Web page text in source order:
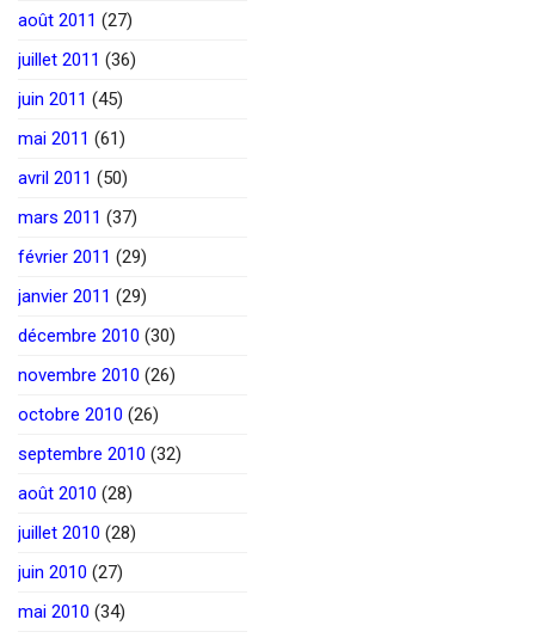
août 2011 (27)
juillet 2011 (36)
juin 2011 (45)
mai 2011 (61)
avril 2011 (50)
mars 2011 (37)
février 2011 (29)
janvier 2011 (29)
décembre 2010 (30)
novembre 2010 (26)
octobre 2010 (26)
septembre 2010 (32)
août 2010 (28)
juillet 2010 (28)
juin 2010 (27)
mai 2010 (34)